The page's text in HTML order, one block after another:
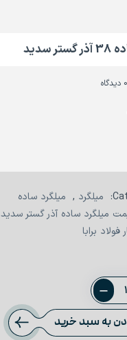
سدید
0 دیدگاه
میلگرد , میلگرد ساده
میلگرد ساده آذر گستر سدید
فولاد برابا
میلگرد
ساده
38
به سبد خرید